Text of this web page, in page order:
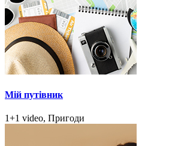
Мій путівник
1+1 video, Пригоди